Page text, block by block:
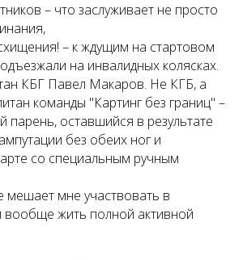
– что заслуживает не просто
– к ждущим на стартовом
на инвалидных колясках.
КБГ Павел Макаров. Не КГБ, а
команды "Картинг без границ" –
парень, оставшийся в результате
без обеих ног и
со специальным ручным
мешает мне участвовать в
вообще жить полной активной